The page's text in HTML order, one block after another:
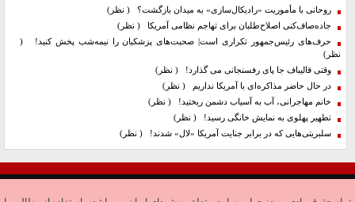
روحانی با مأموریت «رادیکال‌سازی» به میدان بازگشت؟ ( نظر)
جاده‌صاف‌کنی اصلاح‌طلبان برای تهاجم نظامی آمریکا ( نظر)
حرف‌های رئیس‌جمهور تکراری است| صحبت‌های پزشکیان را نیمه‌شب پخش کنید!
(
نظر)
وقتی قالیباف جا پای رفسنجانی می گذارد! ( نظر)
در حال حاضر مذاکره‌ای با آمریکا نداریم ( نظر)
خانم مهاجرانی، آب به آسیاب دشمن ریختید! ( نظر)
تطهیر پهلوی به نمایش خانگی رسید! ( نظر)
سلبریتی‌هایی که در برابر جنایت آمریکا «لال» شدند! ( نظر)